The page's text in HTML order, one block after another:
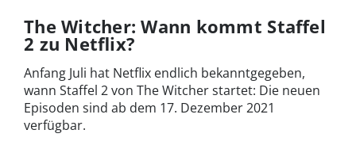
The Witcher: Wann kommt Staffel
2 zu Netflix?
Anfang Juli hat Netflix endlich bekanntgegeben,
wann Staffel 2 von The Witcher startet: Die neuen
Episoden sind ab dem 17. Dezember 2021
verfügbar.